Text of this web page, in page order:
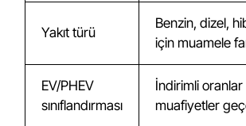
Yakıt türü
Benzin, dizel,
için muamele
EV/PHEV
sınıflandırması
İndirimli
muafiyetler